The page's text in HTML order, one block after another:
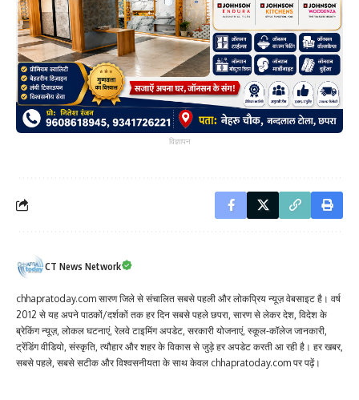
विज्ञापन
CT News Network
chhapratoday.com सारण जिले से संचालित सबसे पहली और लोकप्रिय न्यूज़ वेबसाइट है। वर्ष
2012 से यह अपने पाठकों/दर्शकों तक हर दिन सबसे पहले छपरा, सारण से लेकर देश, विदेश के
ब्रेकिंग न्यूज़, लोकल घटनाएं, रेलवे टाइमिंग अपडेट, सरकारी योजनाएं, स्कूल-कॉलेज जानकारी,
ट्रेंडिंग वीडियो, संस्कृति, त्यौहार और शहर के विकास से जुड़े हर अपडेट करती आ रही है। हर खबर,
सबसे पहले, सबसे सटीक और विश्वसनीयता के साथ केवल chhapratoday.com पर पढ़ें।